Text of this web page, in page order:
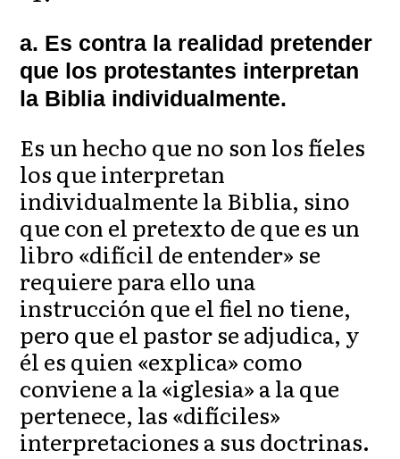
a. Es contra la realidad pretender
que los protestantes interpretan
la Biblia individualmente.
Es un hecho que no son los fíeles
los que interpretan
individualmente la Biblia, sino
que con el pretexto de que es un
libro «difícil de entender» se
requiere para ello una
instrucción que el fiel no tiene,
pero que el pastor se adjudica, y
él es quien «explica» como
conviene a la «iglesia» a la que
pertenece, las «difíciles»
interpretaciones a sus doctrinas.